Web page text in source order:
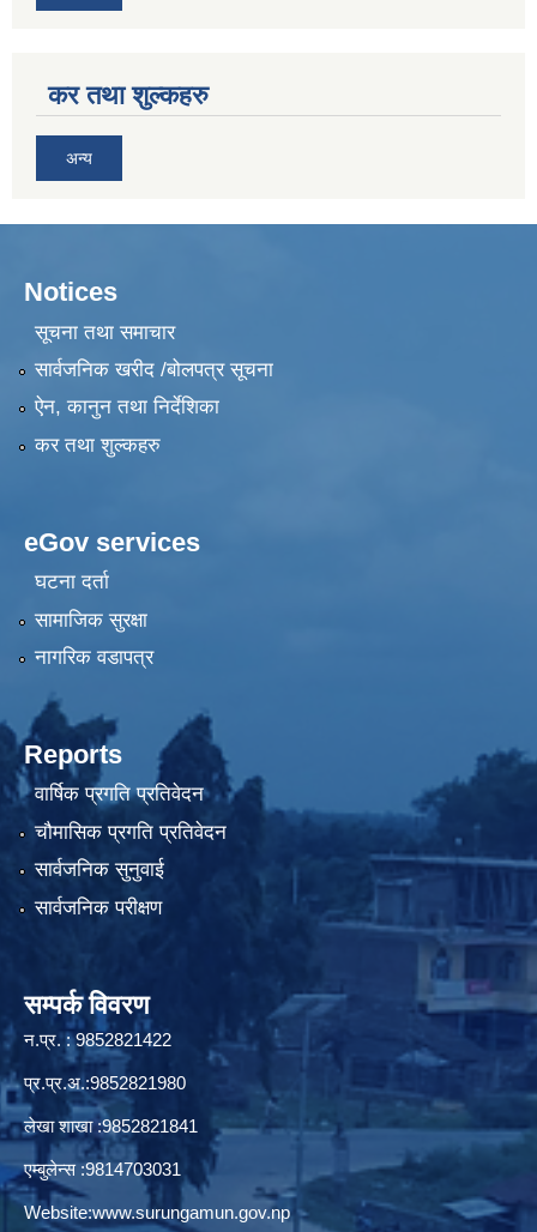
कर तथा शुल्कहरु
अन्य
Notices
सूचना तथा समाचार
सार्वजनिक खरीद /बोलपत्र सूचना
ऐन, कानुन तथा निर्देशिका
कर तथा शुल्कहरु
eGov services
घटना दर्ता
सामाजिक सुरक्षा
नागरिक वडापत्र
Reports
वार्षिक प्रगति प्रतिवेदन
चौमासिक प्रगति प्रतिवेदन
सार्वजनिक सुनुवाई
सार्वजनिक परीक्षण
सम्पर्क विवरण
न.प्र. : 9852821422
प्र.प्र.अ.:9852821980
लेखा शाखा :9852821841
एम्बुलेन्स :9814703031
Website:www.surungamun.gov.np